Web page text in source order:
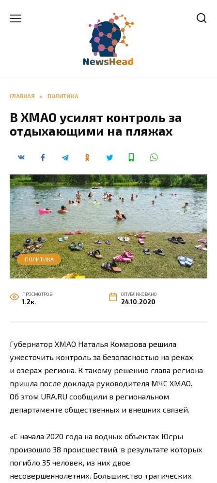
ГЛАВНАЯ » ПОЛИТИКА
В ХМАО усилят контроль за
отдыхающими на пляжах
ПОЛИТИКА
ПРОСМОТРОВ
1.2к.
ОПУБЛИКОВАНО
24.10.2020
Губернатор ХМАО Наталья Комарова решила
ужесточить контроль за безопасностью на реках
и озерах региона. К такому решению глава региона
пришла после доклада руководителя МЧС ХМАО.
Об этом URA.RU сообщили в региональном
департаменте общественных и внешних связей.
«С начала 2020 года на водных объектах Югры
произошло 38 происшествий, в результате которых
погибло 35 человек, из них двое
несовершеннолетних. Большинство трагических